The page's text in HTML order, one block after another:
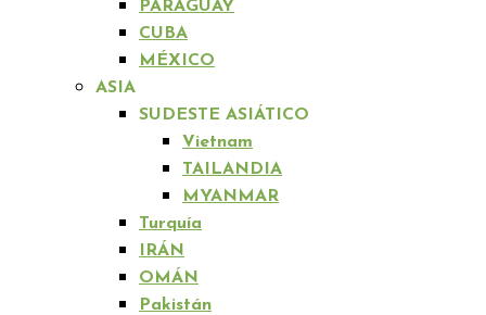
PARAGUAY
CUBA
MÉXICO
ASIA
SUDESTE ASIÁTICO
Vietnam
TAILANDIA
MYANMAR
Turquía
IRÁN
OMÁN
Pakistán